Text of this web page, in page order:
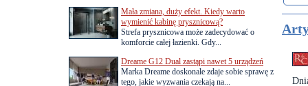
Mała zmiana, duży efekt. Kiedy warto
wymienić kabinę prysznicową?
Strefa prysznicowa może zadecydować o
komforcie całej łazienki. Gdy...
Dreame G12 Dual zastąpi nawet 5 urządzeń
Marka Dreame doskonale zdaje sobie sprawę z
tego, jakie wyzwania czekają na...